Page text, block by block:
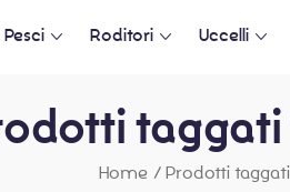
Pesci Roditori Uccelli
Home / Prodotti